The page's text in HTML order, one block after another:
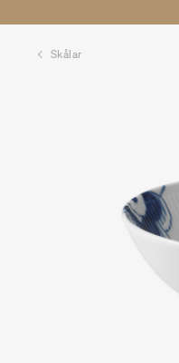
Skålar